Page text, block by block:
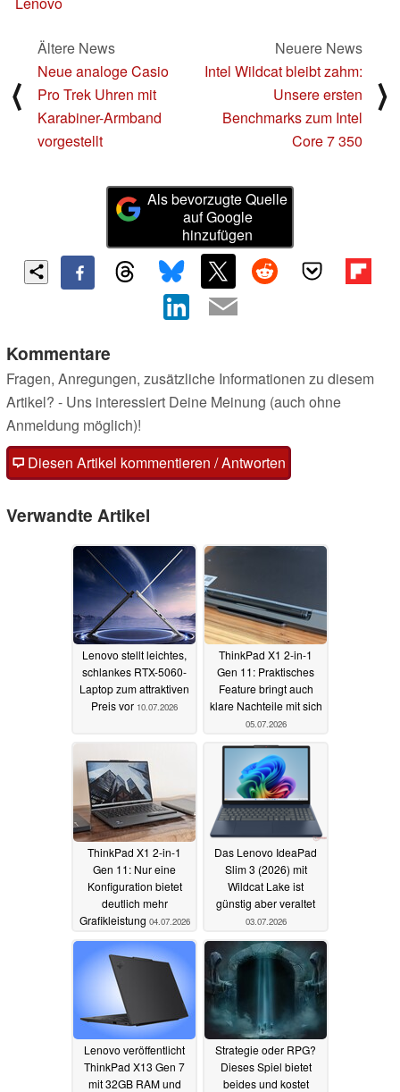
⟨
Ältere News
Neue analoge Casio
Pro Trek Uhren mit
Karabiner-Armband
vorgestellt
Neuere News
Intel Wildcat bleibt zahm:
Unsere ersten
Benchmarks zum Intel
Core 7 350
⟩
Als bevorzugte Quelle
auf Google
hinzufügen
Kommentare
Fragen, Anregungen, zusätzliche Informationen zu diesem
Artikel? - Uns interessiert Deine Meinung (auch ohne
Anmeldung möglich)!
Diesen Artikel kommentieren / Antworten
Verwandte Artikel
Lenovo stellt leichtes,
schlankes RTX-5060-
Laptop zum attraktiven
Preis vor 10.07.2026
ThinkPad X1 2-in-1
Gen 11: Praktisches
Feature bringt auch
klare Nachteile mit sich
05.07.2026
ThinkPad X1 2-in-1
Gen 11: Nur eine
Konfiguration bietet
deutlich mehr
Grafikleistung 04.07.2026
Das Lenovo IdeaPad
Slim 3 (2026) mit
Wildcat Lake ist
günstig aber veraltet
03.07.2026
Lenovo veröffentlicht
ThinkPad X13 Gen 7
mit 32GB RAM und
Strategie oder RPG?
Dieses Spiel bietet
beides und kostet